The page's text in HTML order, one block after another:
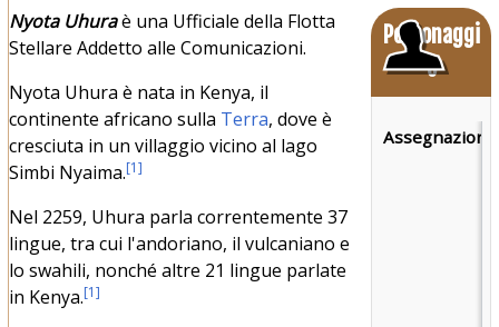
Personaggi
o
Nyota Uhuraè una Ufficiale della Flotta
Stellare Addetto alle Comunicazioni.
Nyota Uhura è nata in Kenya, il
continente africano sulla Terra, dove è
cresciuta in un villaggio vicino al lago
Simbi Nyaima.[1]
Nel 2259, Uhura parla correntemente 37
lingue, tra cui l'andoriano, il vulcaniano e
lo swahili, nonché altre 21 lingue parlate
in Kenya.[1]